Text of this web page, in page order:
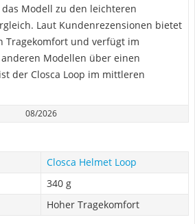
Modell zu den leichteren
Laut Kundenrezensionen bietet
Tragekomfort und verfügt im
Modellen über einen
der Closca Loop im mittleren
08/2026
Closca Helmet Loop
340 g
Hoher Tragekomfort